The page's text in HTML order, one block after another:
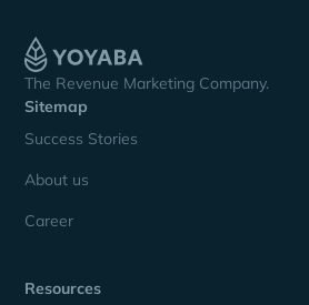
The Revenue Marketing Company.
Sitemap
Success Stories
About us
Career
Resources